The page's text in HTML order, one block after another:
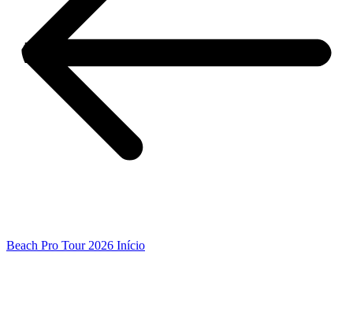
Beach Pro Tour 2026 Início